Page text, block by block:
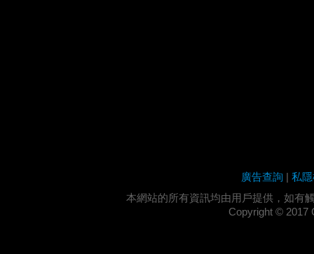
廣告查詢 | 私
本網站的所有資訊均由用戶提供，如有
Copyright © 2017